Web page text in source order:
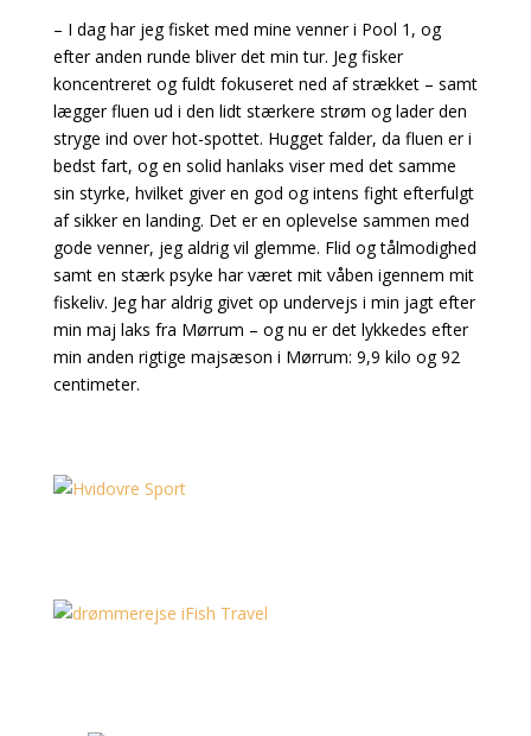
– I dag har jeg fisket med mine venner i Pool 1, og
efter anden runde bliver det min tur. Jeg fisker
koncentreret og fuldt fokuseret ned af strækket – samt
lægger fluen ud i den lidt stærkere strøm og lader den
stryge ind over hot-spottet. Hugget falder, da fluen er i
bedst fart, og en solid hanlaks viser med det samme
sin styrke, hvilket giver en god og intens fight efterfulgt
af sikker en landing. Det er en oplevelse sammen med
gode venner, jeg aldrig vil glemme. Flid og tålmodighed
samt en stærk psyke har været mit våben igennem mit
fiskeliv. Jeg har aldrig givet op undervejs i min jagt efter
min maj laks fra Mørrum – og nu er det lykkedes efter
min anden rigtige majsæson i Mørrum: 9,9 kilo og 92
centimeter.